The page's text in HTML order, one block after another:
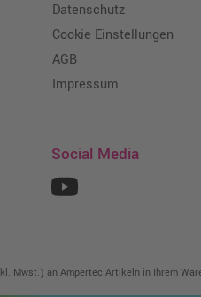
Datenschutz
Cookie Einstellungen
AGB
Impressum
Social Media
Mwst.) an Ampertec Artikeln in Ihrem